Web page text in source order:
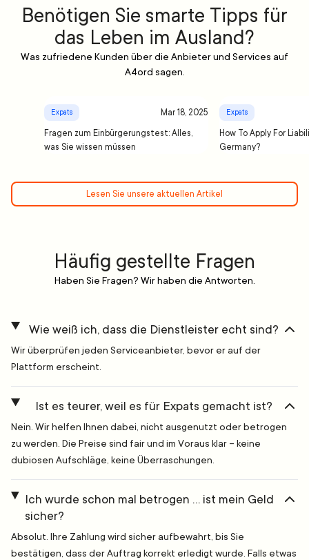
Benötigen Sie smarte Tipps für
das Leben im Ausland?
Was zufriedene Kunden über die Anbieter und Services auf
A4ord sagen.
Expats Mar 18, 2025
Fragen zum Einbürgerungstest: Alles,
was Sie wissen müssen
Expats
How To Apply For
Germany?
Lesen Sie unsere aktuellen Artikel
Häufig gestellte Fragen
Haben Sie Fragen? Wir haben die Antworten.
Wie weiß ich, dass die Dienstleister echt sind?
Wir überprüfen jeden Serviceanbieter, bevor er auf der
Plattform erscheint.
Ist es teurer, weil es für Expats gemacht ist?
Nein. Wir helfen Ihnen dabei, nicht ausgenutzt oder betrogen
zu werden. Die Preise sind fair und im Voraus klar – keine
dubiosen Aufschläge, keine Überraschungen.
Ich wurde schon mal betrogen … ist mein Geld
sicher?
Absolut. Ihre Zahlung wird sicher aufbewahrt, bis Sie
bestätigen, dass der Auftrag korrekt erledigt wurde. Falls etwas